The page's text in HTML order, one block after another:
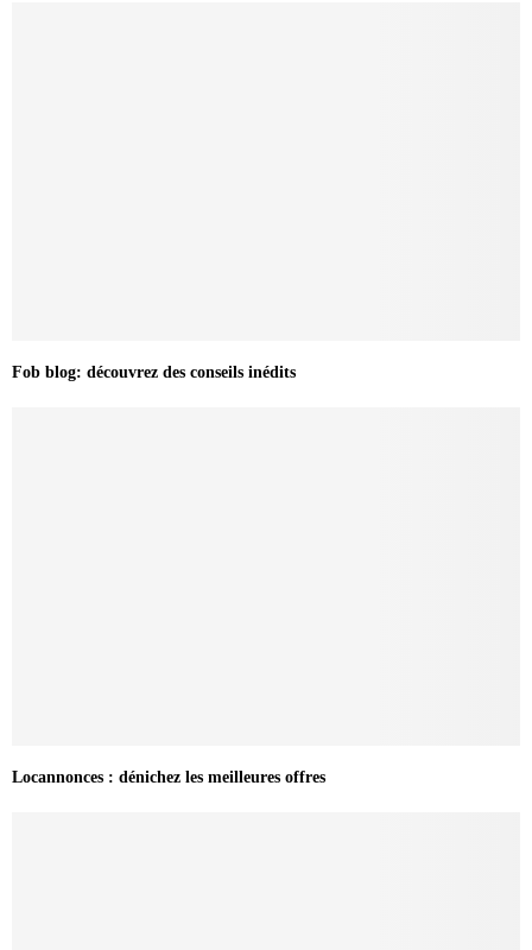
Fob blog: découvrez des conseils inédits
Locannonces : dénichez les meilleures offres